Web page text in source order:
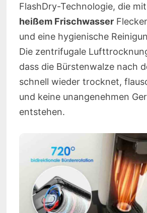
FlashDry-Technologie, die mit
heißem Frischwasser
und eine hygienische
Die zentrifugale
dass die Bürstenwalze nach
schnell wieder trocknet,
und keine unangenehmen
entstehen.